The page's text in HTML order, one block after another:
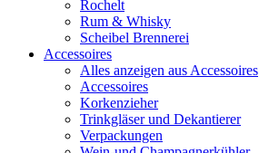
Rochelt
Rum & Whisky
Scheibel Brennerei
Accessoires
Alles anzeigen aus Accessoires
Accessoires
Korkenzieher
Trinkgläser und Dekantierer
Verpackungen